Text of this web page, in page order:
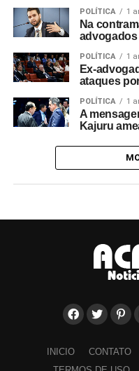
POLÍTICA 1
Na
POLÍTICA 1
Ex-
ataques
POLÍTICA 1
A
Kajuru
INICIO CONTATO